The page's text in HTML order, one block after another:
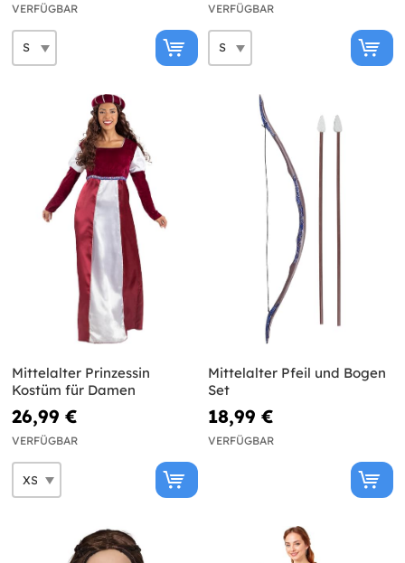
VERFÜGBAR VERFÜGBAR
Mittelalter Prinzessin
Kostüm für Damen
26,99 €
VERFÜGBAR
Mittelalter Pfeil und Bogen
Set
18,99 €
VERFÜGBAR